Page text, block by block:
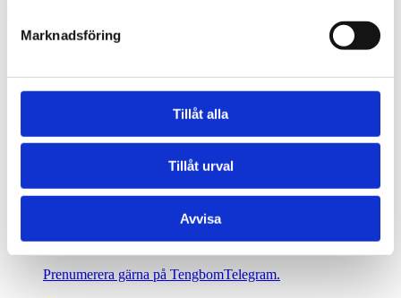
Marknadsföring
Tillåt alla
Tillåt urval
Avvisa
Sidfot
1906 tog oss dit vi är idag. Varsågod att förkovra.
På Tengbom letar vi alltid efter människor som vill flytta
Nyhetsbrev
Prenumerera gärna på TengbomTelegram.